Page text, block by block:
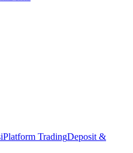
Platform TradingDeposit &